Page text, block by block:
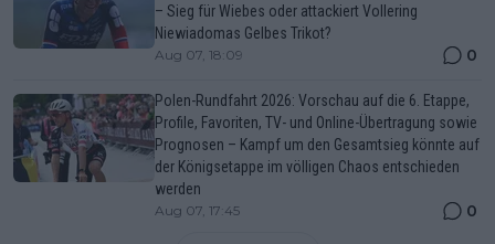
– Sieg für Wiebes oder attackiert Vollering
Niewiadomas Gelbes Trikot?
Aug 07, 18:09 0
Polen-Rundfahrt 2026: Vorschau auf die 6. Etappe,
Profile, Favoriten, TV- und Online-Übertragung sowie
Prognosen – Kampf um den Gesamtsieg könnte auf
der Königsetappe im völligen Chaos entschieden
werden
Aug 07, 17:45 0